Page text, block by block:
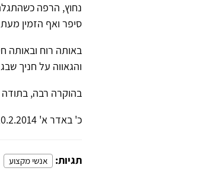
נחוץ, הרפה
סיפר ואף הזמין
באותה רוח ובאותה
והגאווה על חניך
בהוקרה רבה, בתודה
כ' באדר א' 20.2.2014
תגיות: אנשי מקצוע